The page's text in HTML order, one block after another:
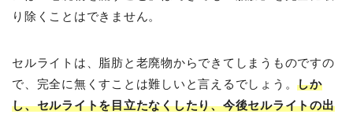
り除くことはできません。
セルライトは、脂肪と老廃物からできてしまうものですの
で、完全に無くすことは難しいと言えるでしょう。しか
し、セルライトを目立たなくしたり、今後セルライトの出